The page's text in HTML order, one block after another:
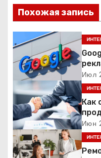
и
я
п
о
з
а
п
Похожая запись
Июл
Как
Июн